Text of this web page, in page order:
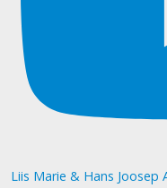
Liis Marie & Hans Joosep